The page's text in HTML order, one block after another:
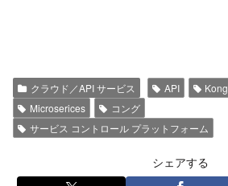
クラウド／API サービス API Kong
Microserices
コング
サービス コントロール プラットフォーム
シェアする